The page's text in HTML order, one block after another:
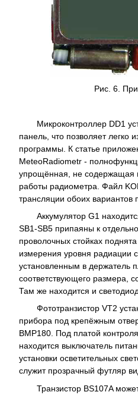
Рис. 6.
Микроконтроллер DD1
панель, что позволяет легко
программы. К статье
MeteoRadiometr -
упрощённая, не содержащая
работы радиометра. Файл
трансляции обоих вариантов
Аккумулятор G1
SB1-SB5 припаяны к
проволочных стойках
измерения уровня радиации
установленным в держатель
соответствующего размера,
Там же находится и светодиод
Фототранзистор VT2
прибора под крепёжным
BMP180. Под платой
находится выключатель
установки осветительных
служит прозрачный футляр
Транзистор BS107A